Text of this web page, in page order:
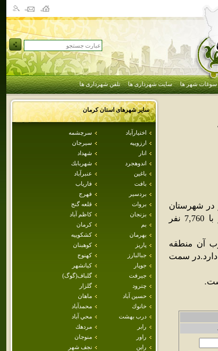
سوغات شهر ها سایت شهرداری ها تلفن شهرداری ها
سایر شهرهای استانكرمان
اختيارآباد
سرچشمه
ارزوييه
سيرجان
انار
شهداد
اندوهجرد
شهربابك
باغين
عنبرآباد
بافت
فارياب
بردسير
فهرج
بروات
قلعه گنج
بزنجان
كاظم آباد
بم
كرمان
بهرمان
كشكوييه
پاريز
كوهبنان
جبالبارز
كهنوج
جوپار
كيانشهر
جيرفت
گلباف(گوگ)
چترود
گلزار
حسين آباد
ماهان
خانوك
محمدآباد
درب بهشت
محي آباد
رابر
مردهك
راور
منوجان
راين
نجف شهر
شهرستان
شهر بابک قرار گرفته‌است.جمعيت اين شهر در سال 1385، برابر با 7,760 نفر
آن منطقه
دارد.در سمت